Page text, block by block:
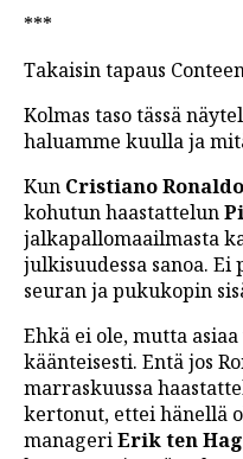
***
Takaisin tapaus
Kolmas taso tässä
haluamme kuulla ja
Kun Cristiano Ronaldo
kohutun haastattelun
jalkapallomaailmasta
julkisuudessa sanoa.
seuran ja pukukopin
Ehkä ei ole, mutta
käänteisesti. Entä jos
marraskuussa
kertonut, ettei hänellä
manageriErik ten